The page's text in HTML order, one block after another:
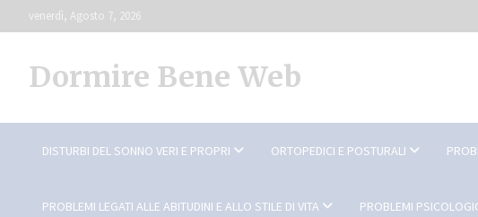
to
venerdì, Agosto 7, 2026
Dormire Bene Web
DISTURBI DEL SONNO VERI E PROPRI ORTOPEDICI E POSTURALI
PROBLEMI LEGATI ALLE ABITUDINI E ALLO STILE DI VITA PROBLEMI